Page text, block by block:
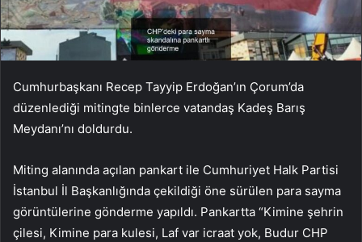
Cumhurbaşkanı Recep Tayyip Erdoğan’ın Çorum’da
düzenlediği mitingte binlerce vatandaş Kadeş Barış
Meydanı’nı doldurdu.
Miting alanında açılan pankart ile Cumhuriyet Halk Partisi
İstanbul İl Başkanlığında çekildiği öne sürülen para sayma
görüntülerine gönderme yapıldı. Pankartta “Kimine şehrin
çilesi, Kimine para kulesi, Laf var icraat yok, Budur CHP